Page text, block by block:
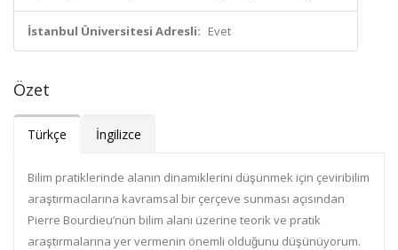
İstanbul Üniversitesi Adresli: Evet
Özet
Türkçe İngilizce
Bilim pratiklerinde alanın dinamiklerini düşünmek için çeviribilim
araştırmacılarına kavramsal bir çerçeve sunması açısından
Pierre Bourdieu’nün bilim alanı üzerine teorik ve pratik
araştırmalarına yer vermenin önemli olduğunu düşünüyorum.